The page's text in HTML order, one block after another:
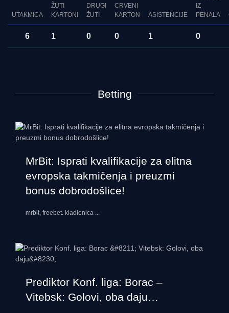
UTAKMICA
ŽUTI
KARTONI
DRUGI
ŽUTI
CRVENI
KARTON
ASISTENCIJE
IZ
PENALA
6 1 0 0 1 0
Betting
MrBit: Isprati kvalifikacije za elitna
evropska takmičenja i preuzmi
bonus dobrodošlice!
mrbit, freebet. kladionica ...
Prediktor Konf. liga: Borac –
Vitebsk: Golovi, oba daju…